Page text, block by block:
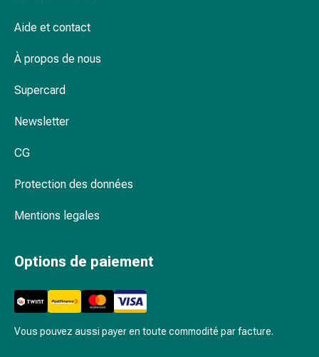
de
Spagyrie
Rein,
prostate
Prostate
des
de
vessie
Douleurs
et
Aide et contact
À propos de nous
Supercard
Newsletter
CG
Protection des données
Mentions legales
Options de paiement
Vous pouvez aussi payer en toute commodité par facture.